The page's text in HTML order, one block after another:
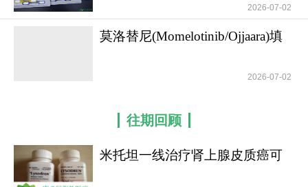
2026-07-02
莫洛替尼(Momelotinib/Ojjaara)填
2026-07-02
往期回顾
米托坦一线治疗肾上腺皮质癌可